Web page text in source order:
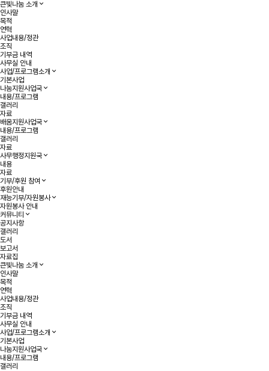
큰빛나눔 소개
인사말
목적
연혁
사업내용/정관
조직
기부금 내역
사무실 안내
사업/프로그램소개
기본사업
나눔지원사업국
내용/프로그램
갤러리
자료
배움지원사업국
내용/프로그램
갤러리
자료
사무행정지원국
내용
자료
기부/후원 참여
후원안내
재능기부/자원봉사
자원봉사 안내
커뮤니티
공지사항
갤러리
도서
보고서
자료집
큰빛나눔 소개
인사말
목적
연혁
사업내용/정관
조직
기부금 내역
사무실 안내
사업/프로그램소개
기본사업
나눔지원사업국
내용/프로그램
갤러리